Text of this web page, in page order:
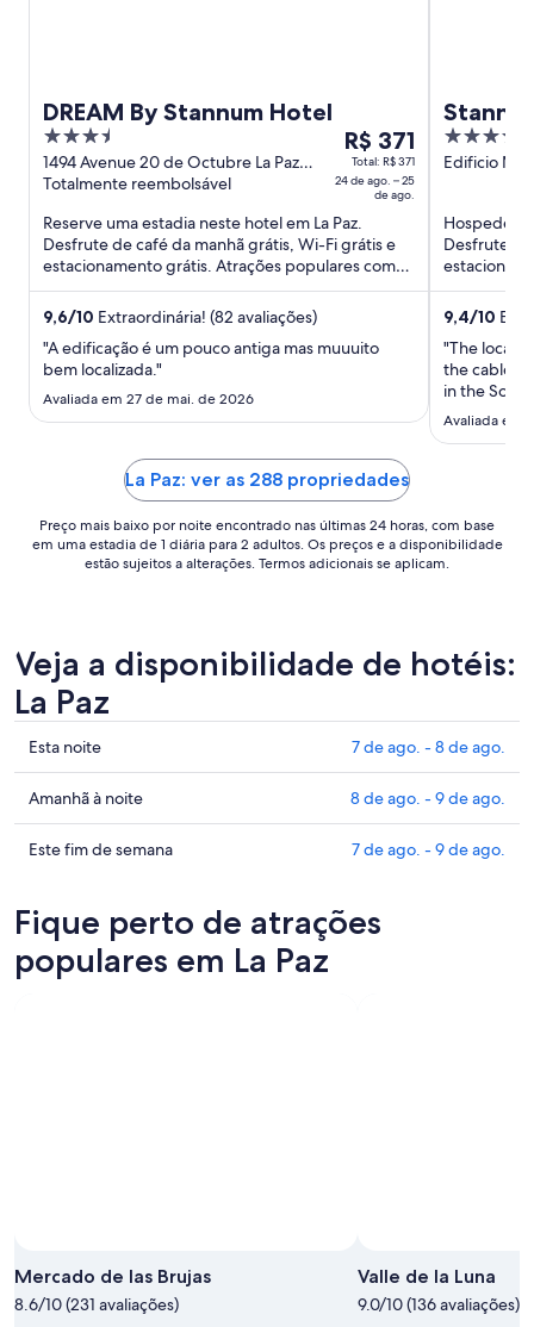
DREAM By Stannum Hotel
3.5
out
of
5
1494 Avenue 20 de Octubre La Paz
La Paz
Totalmente reembolsável
O
preço
é
R$ 371
por
diária
uma
estadia
ago.
a
de
ago..
R$ 371
Total: R$ 371
24 de ago. – 25
de ago.
Reserve uma estadia neste hotel em La Paz.
Desfrute de café da manhã grátis, Wi-Fi grátis e
estacionamento grátis. Atrações populares como
Igreja de São Pedro ...
9,6/10 Extraordinária! (82 avaliações)
"A edificação é um pouco antiga mas muuuito
bem localizada."
Avaliada em 27 de mai. de 2026
4
out
5
Edificio
Hospede-
Desfrute
hóspedes
9,4/10
"The
the cable
in the
explore
Avaliada em
La Paz: ver as 288 propriedades
Preço mais baixo por noite encontrado nas últimas 24 horas, com base
em uma estadia de 1 diária para 2 adultos. Os preços e a disponibilidade
estão sujeitos a alterações. Termos adicionais se aplicam.
Veja a disponibilidade de hotéis:
La Paz
Confira
os
preços
em
La
esta
noite,
7
Esta noite 7 de ago. - 8 de ago.
Confira
os
preços
Paz
para
amanhã
Amanhã à noite 8 de ago. - 9 de ago.
Confira
em
La
Paz
ago.
Este fim de semana 7 de ago. - 9 de ago.
Fique perto de atrações
populares em La Paz
Mercado de las Brujas
8.6/10 (231 avaliações)
Valle de la Luna
9.0/10 (136 avaliações)